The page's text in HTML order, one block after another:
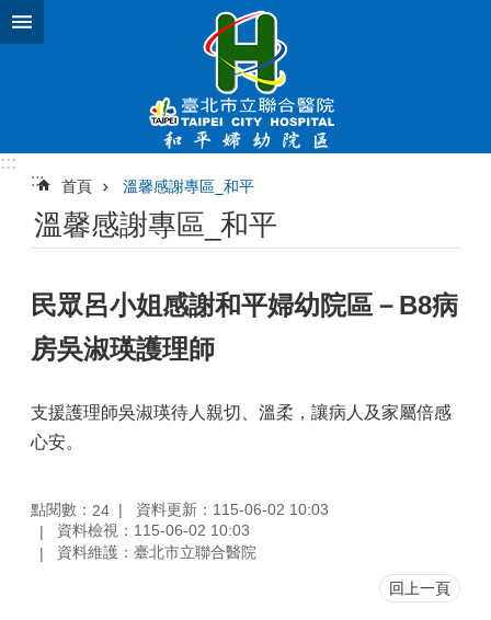
跳到主要內容區塊
:::
:::
首頁 溫馨感謝專區_和平
溫馨感謝專區_和平
民眾呂小姐感謝和平婦幼院區－B8病
房吳淑瑛護理師
支援護理師吳淑瑛待人親切、溫柔，讓病人及家屬倍感
心安。
點閱數： 24
資料更新：115-06-02 10:03
資料檢視：115-06-02 10:03
資料維護：臺北市立聯合醫院
回上一頁